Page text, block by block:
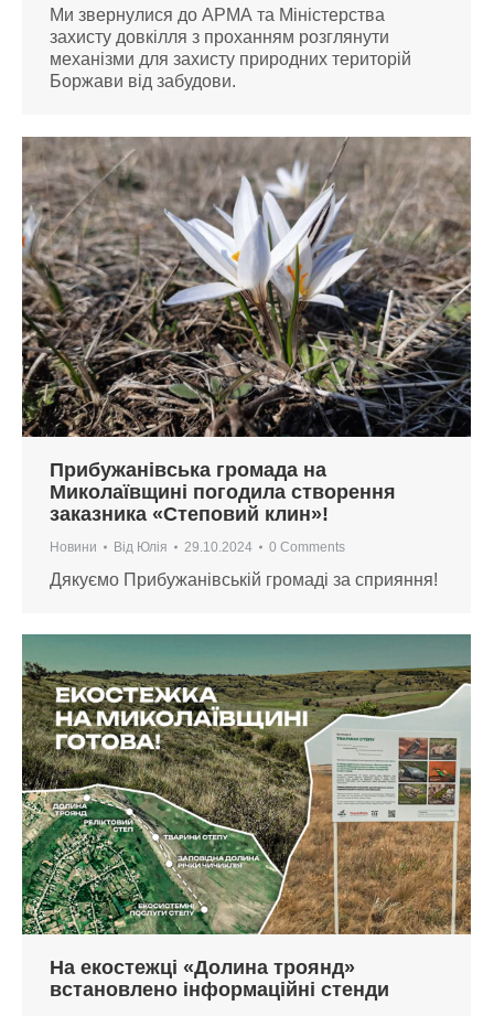
Ми звернулися до АРМА та Міністерства
захисту довкілля з проханням розглянути
механізми для захисту природних територій
Боржави від забудови.
Прибужанівська громада на
Миколаївщині погодила створення
заказника «Степовий клин»!
Новини Від Юлія 29.10.2024 0 Comments
Дякуємо Прибужанівській громаді за сприяння!
На екостежці «Долина троянд»
встановлено інформаційні стенди